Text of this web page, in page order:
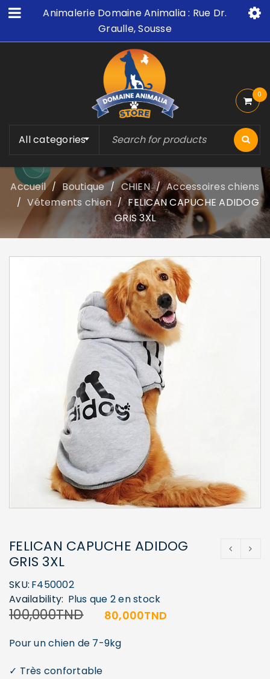
Animalerie Domaine Animalia : Rue Dr.
Graulle, Sousse
All categories
0
Accueil / Boutique / CHIEN / Accessoires chiens
/ Vêtements chien / FELICAN CAPUCHE ADIDOG
GRIS 3XL
FELICAN CAPUCHE ADIDOG
GRIS 3XL
SKU: F450002
Availability: Plus que 2 en stock
100,000TND 80,000TND
Pour un chien de 7-9kg
✓ Très confortable